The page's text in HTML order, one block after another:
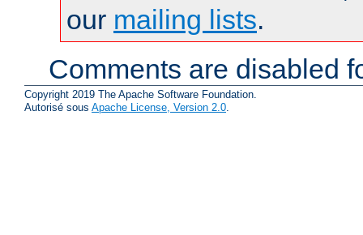
our mailing lists.
Comments are disabled
Copyright 2019 The Apache Software Foundation.
Autorisé sous Apache License, Version 2.0